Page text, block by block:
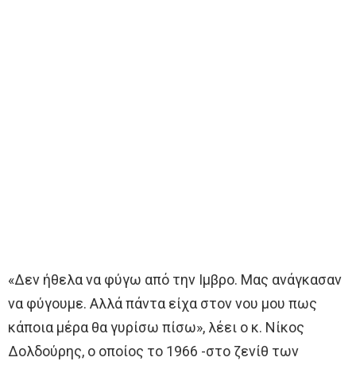
«Δεν ήθελα να φύγω από την Ιμβρο. Μας ανάγκασαν
να φύγουμε. Αλλά πάντα είχα στον νου μου πως
κάποια μέρα θα γυρίσω πίσω», λέει ο κ. Νίκος
Δολδούρης, ο οποίος το 1966 -στο ζενίθ των